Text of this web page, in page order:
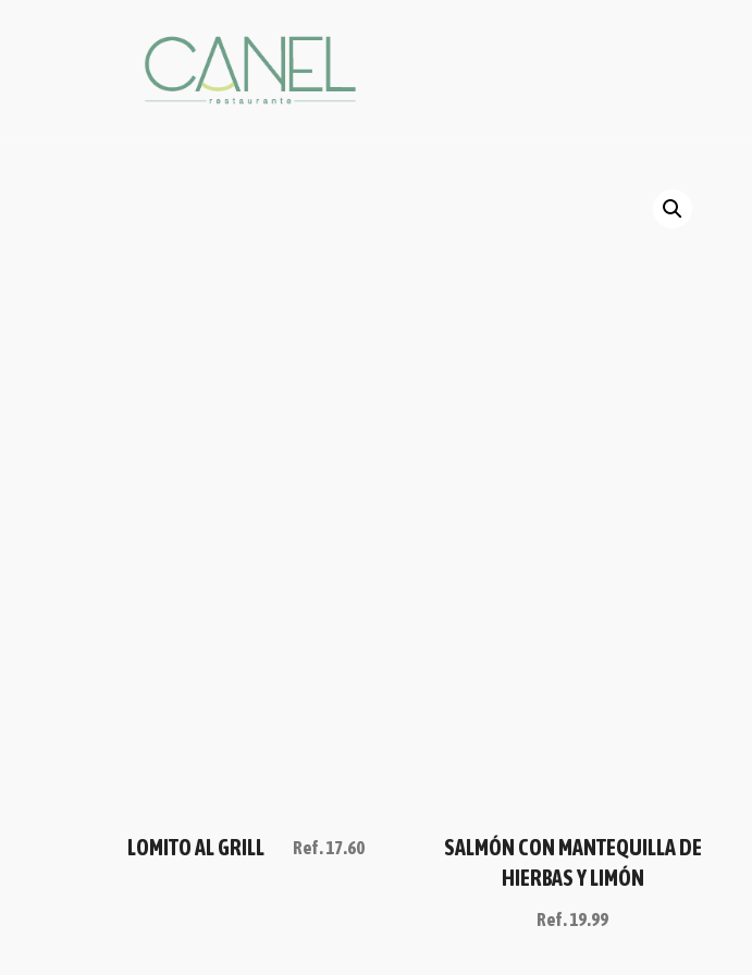
LOMITO AL GRILL Ref.17.60
SALMÓN CON MANTEQUILLA DE
HIERBAS Y LIMÓN
Ref.19.99